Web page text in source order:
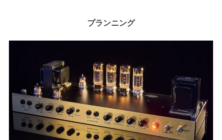
プランニング